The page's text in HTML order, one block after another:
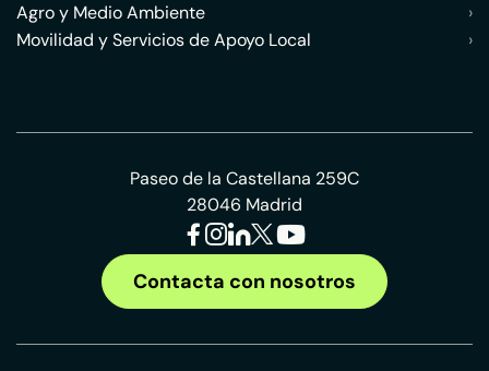
Agro y Medio Ambiente
›
Movilidad y Servicios de Apoyo Local
›
Paseo de la Castellana 259C
28046 Madrid
Contacta con nosotros